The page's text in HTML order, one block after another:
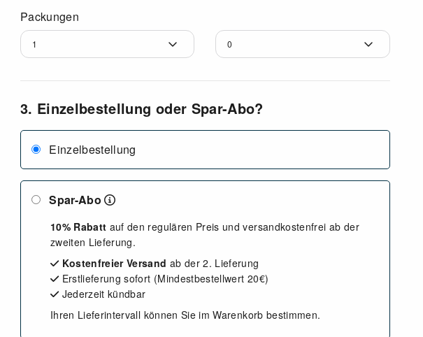
Packungen
3. Einzelbestellung oder Spar-Abo?
Einzelbestellung
Spar-Abo
10% Rabatt auf den regulären Preis und versandkostenfrei ab der
zweiten Lieferung.
Kostenfreier Versand ab der 2. Lieferung
Erstlieferung sofort (Mindestbestellwert 20€)
Jederzeit kündbar
Ihren Lieferintervall können Sie im Warenkorb bestimmen.